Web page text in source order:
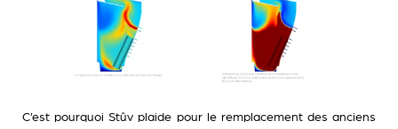
C’est pourquoi Stûv plaide pour le remplacement des anciens